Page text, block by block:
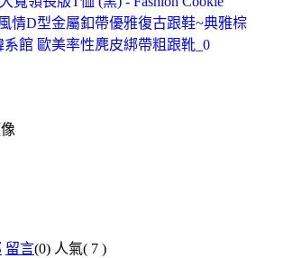
情D型金屬釦帶優雅復古跟鞋~典雅棕
系館 歐美率性麂皮綁帶粗跟靴_0
留言(0) 人氣( 7 )